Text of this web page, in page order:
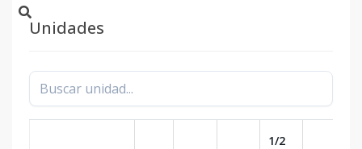
Unidades
1/2